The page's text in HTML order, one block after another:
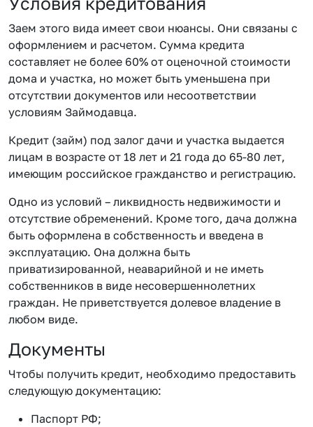
Заем этого вида имеет свои нюансы. Они связаны с
оформлением и расчетом. Сумма кредита
составляет не более 60% от оценочной стоимости
дома и участка, но может быть уменьшена при
отсутствии документов или несоответствии
условиям Займодавца.
Кредит (займ) под залог дачи и участка выдается
лицам в возрасте от 18 лет и 21 года до 65-80 лет,
имеющим российское гражданство и регистрацию.
Одно из условий – ликвидность недвижимости и
отсутствие обременений. Кроме того, дача должна
быть оформлена в собственность и введена в
эксплуатацию. Она должна быть
приватизированной, неаварийной и не иметь
собственников в виде несовершеннолетних
граждан. Не приветствуется долевое владение в
любом виде.
Документы
Чтобы получить кредит, необходимо предоставить
следующую документацию:
Паспорт РФ;